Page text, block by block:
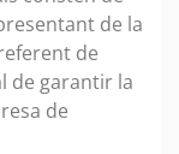
de la
de
de garantir la
de